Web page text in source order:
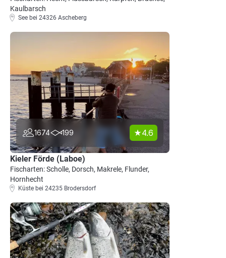
Kaulbarsch
See bei 24326 Ascheberg
1674 199 4.6
Kieler Förde (Laboe)
Fischarten: Scholle, Dorsch, Makrele, Flunder,
Hornhecht
Küste bei 24235 Brodersdorf